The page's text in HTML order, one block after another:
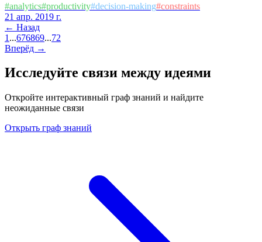
#analytics#productivity#decision-making#constraints
21 апр. 2019 г.
← Назад
1 ...676869...72
Вперёд →
Исследуйте связи между идеями
Откройте интерактивный граф знаний и найдите
неожиданные связи
Открыть граф знаний